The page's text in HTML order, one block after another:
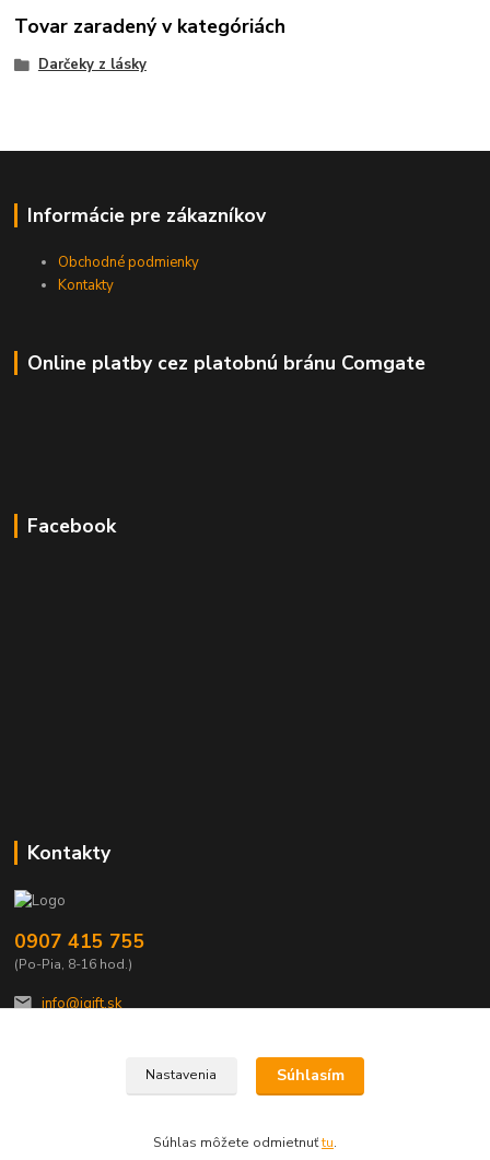
Tovar zaradený v kategóriách
Darčeky z lásky
Informácie pre zákazníkov
Obchodné podmienky
Kontakty
Online platby cez platobnú bránu Comgate
Facebook
Kontakty
0907 415 755
(Po-Pia, 8-16 hod.)
info@igift.sk
Nastavenia Súhlasím
Súhlas môžete odmietnuťtu.